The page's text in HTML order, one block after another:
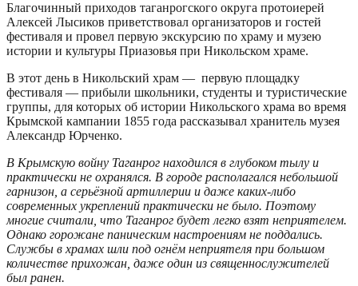
Благочинный приходов таганрогского округа протоиерей
Алексей Лысиков приветствовал организаторов и гостей
фестиваля и провел первую экскурсию по храму и музею
истории и культуры Приазовья при Никольском храме.
В этот день в Никольский храм — первую площадку
фестиваля — прибыли школьники, студенты и туристические
группы, для которых об истории Никольского храма во время
Крымской кампании 1855 года рассказывал хранитель музея
Александр Юрченко.
В Крымскую войну Таганрог находился в глубоком тылу и
практически не охранялся. В городе располагался небольшой
гарнизон, а серьёзной артиллерии и даже каких-либо
современных укреплений практически не было. Поэтому
многие считали, что Таганрог будет легко взят неприятелем.
Однако горожане паническим настроениям не поддались.
Службы в храмах шли под огнём неприятеля при большом
количестве прихожан, даже один из священнослужителей
был ранен.